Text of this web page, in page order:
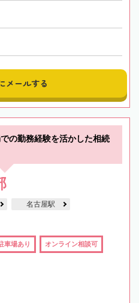
メールする
の勤務経験を活かした相続
名古屋駅
車場あり オンライン相談可